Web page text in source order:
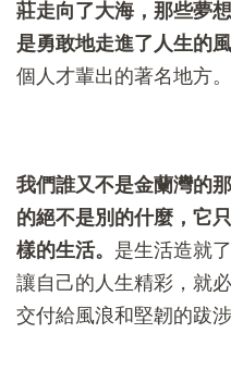
莊走向了大海，那些夢
是勇敢地走進了人生的
個人才輩出的著名地方。
我們誰又不是金蘭灣的
的絕不是別的什麼，它
樣的生活。 是生活造就
讓自己的人生精彩，就
交付給風浪和堅韌的跋涉